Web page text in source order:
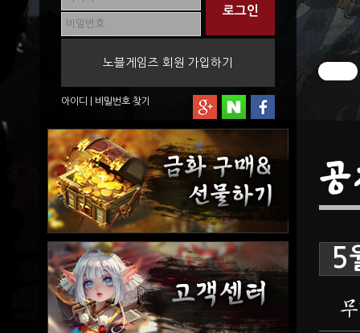
노블게임즈 회원 가입하기
아이디 비밀번호 찾기
5